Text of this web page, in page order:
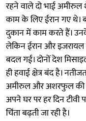
रहने वाले दो भाई
काम के लिए ईरान गए थे।
दुकान में काम करते हैं।
लेकिन ईरान और इजरायल
बदल गई। दोनों देश
ही हवाई क्षेत्र बंद है।
अमीरुल और अशरफुल की
अपने घर पर हर दिन
चिंता बढ़ती जा रही है।